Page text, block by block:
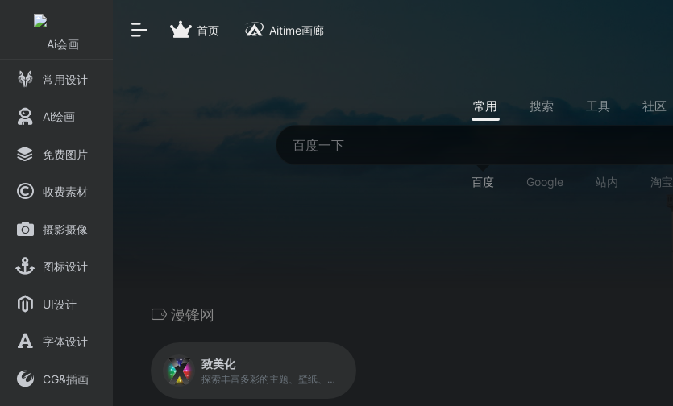
常用设计
Ai绘画
免费图片
收费素材
摄影摄像
图标设计
UI设计
字体设计
CG&插画
首页 Aitime画廊
常用 搜索 工具 社区
百度 Google 站内 淘宝
漫锋网
致美化
探索丰富多彩的主题、壁纸、图标、皮肤等酷炫的美化素材，个性化你的设备。